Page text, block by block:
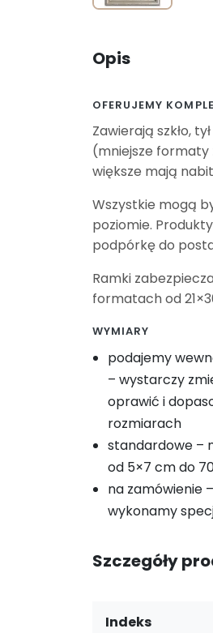
Opis
OFERUJEMY
Zawierają szkło,
(mniejsze formaty
większe mają
Wszystkie mogą
poziomie.
podpórkę do
Ramki
formatach od
WYMIARY
podajemy
– wystarczy
oprawić i
rozmiarach
standardowe –
od 5×7 cm do
na zamówienie
wykonamy
Szczegóły
Indeks